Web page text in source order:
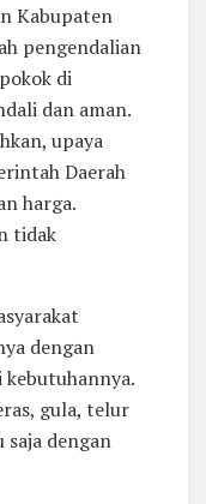
Kabupaten
pengendalian
di
dan aman.
upaya
Daerah
harga.
tidak
dengan
kebutuhannya.
gula, telur
dengan